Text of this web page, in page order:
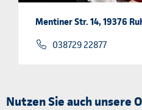
Mentiner Str. 14, 19376
038729 22877
Nutzen Sie auch unsere